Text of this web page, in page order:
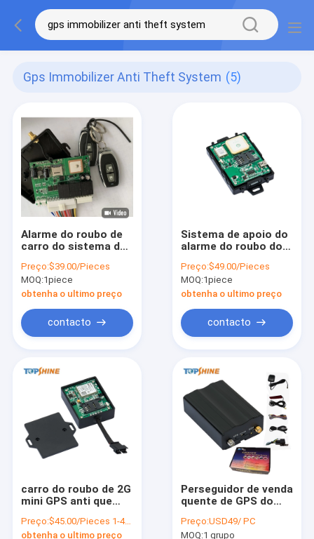
Gps Immobilizer Anti Theft System (5)
Alarme do roubo de
carro do sistema do
imobilizador de GPS
anti com entrada
Keyless de
travamento central
Preço:$39.00/Pieces
MOQ:1piece
obtenha o ultimo preço
contacto
Sistema de apoio do
alarme do roubo do
do carro da gestão
da frota do ODM
motor eliminado
remoto do anti
Preço:$49.00/Pieces
MOQ:1piece
obtenha o ultimo preço
contacto
carro do roubo de 2G
mini GPS anti que
para a segurança do
Preço:$45.00/Pieces 1-499 Pieces
obtenha o ultimo preço
Perseguidor de venda
quente de GPS do
caminhão do carro
Preço:USD49/ PC
MOQ:1 grupo